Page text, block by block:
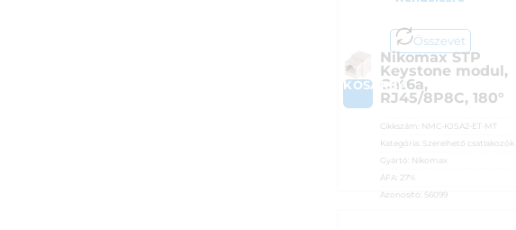
Összevet
KOSÁRBA
Nikomax STP
Keystone modul,
Cat6a,
RJ45/8P8C, 180°
Cikkszám: NMC-KJSA2-ET-MT
Kategória: Szerelhető csatlakozók
Gyártó: Nikomax
ÁFA:
27%
Azonosító: 56099